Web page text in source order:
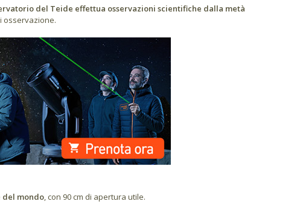
del Teide effettua osservazioni scientifiche dalla metà
osservazione.
del mondo, con 90 cm di apertura utile.